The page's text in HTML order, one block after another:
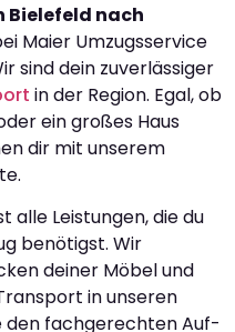
Bielefeld nach
Maier Umzugsservice
sind dein zuverlässiger
in der Region. Egal, ob
ein großes Haus
dir mit unserem
alle Leistungen, die du
benötigst. Wir
deiner Möbel und
in unseren
den fachgerechten Auf-